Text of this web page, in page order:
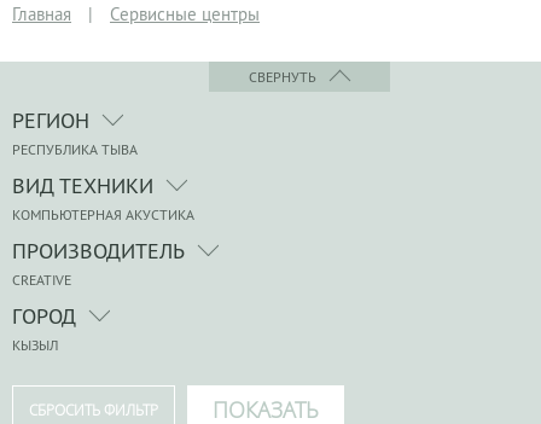
Главная | Сервисные центры
СВЕРНУТЬ
РЕГИОН
РЕСПУБЛИКА ТЫВА
ВИД ТЕХНИКИ
КОМПЬЮТЕРНАЯ АКУСТИКА
ПРОИЗВОДИТЕЛЬ
CREATIVE
ГОРОД
КЫЗЫЛ